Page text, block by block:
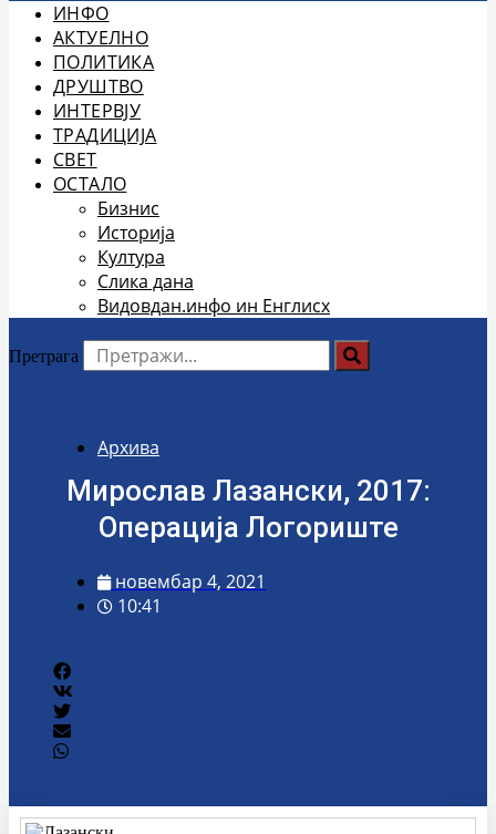
ИНФО
АКТУЕЛНО
ПОЛИТИКА
ДРУШТВО
ИНТЕРВЈУ
ТРАДИЦИЈА
СВЕТ
ОСТАЛО
Бизнис
Историја
Култура
Слика дана
Видовдан.инфо ин Енглисх
Претрага
Архива
Мирослав Лазански, 2017:
Операција Логориште
новембар 4, 2021
10:41